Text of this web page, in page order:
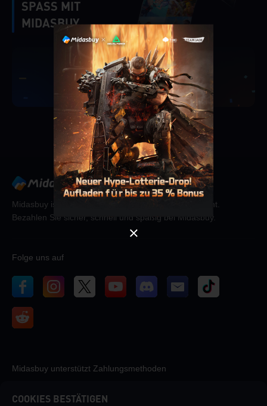
Singapore
OK
SPASS MIT M
IDASBUY.
|
Überprüfen
Abbrechen
Midasbuy ist der offizielle Aufladungsshop von Tencent.
Bezahlen Sie sicher, schnell und spaßig bei Midasbuy.
Folge uns auf
Midasbuy unterstützt Zahlungsmethoden
COOKIES BESTÄTIGEN